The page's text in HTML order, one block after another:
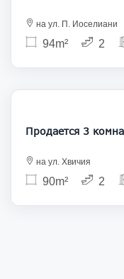
на ул. П. Иоселиани
94m² 2
на ул. Хвичия
90m² 2